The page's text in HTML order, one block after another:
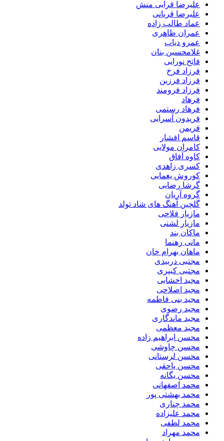
علیرضا قرایی منش
علیرضا قربانی
عماد طالب زاده
عمران طاهری
عمرو دیاب
غلامحسین بنان
فاتح نورایی
فرزاد فرخ
فرزاد فرزین
فرزاد فرومند
فرهاد
فرهاد رستمی
فریدون آسرایی
فریمن
قاسم افشار
کامران مولایی
کاوه آفاق
کسری زاهدی
کوروش یغمایی
گرشا رضایی
گروه آریان
گلچین آهنگ های شاد تولد
مازیار فلاحی
مازیار لشنی
ماکان بند
مانی رهنما
ماهان بهرام خان
مجتبی دربیدی
مجتبی کبیری
مجید اخشابی
مجید اصلاحی
مجید بنی فاطمه
مجید رضوی
مجید ماندگاری
مجید معظمی
محسن ابراهیم زاده
محسن چاوشی
محسن لرستانی
محسن یاحقی
محسن یگانه
محمد اصفهانی
محمد بهشتی پور
محمد چناری
محمد علیزاده
محمد لطفی
محمد مهراد